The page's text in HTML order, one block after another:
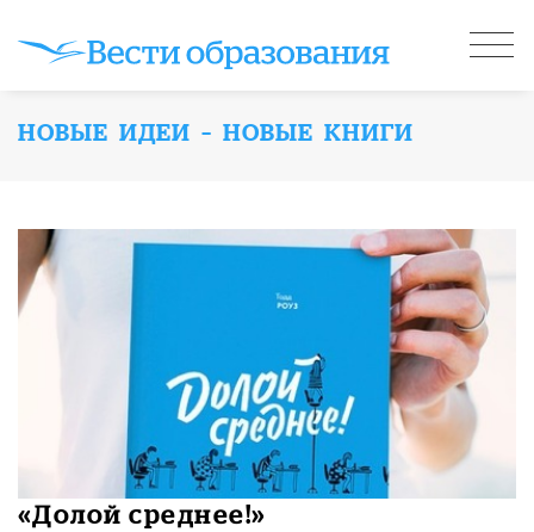
НОВЫЕ ИДЕИ – НОВЫЕ КНИГИ
«Долой среднее!»